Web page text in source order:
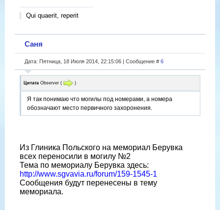
Qui quaerit, reperit
Саня
Дата: Пятница, 18 Июля 2014, 22:15:06 | Сообщение # 6
Цитата Observer ( )
Я так понимаю что могилы под номерами, а номера
обозначают место первичного захоронения.
Из Глиника Польского на мемориал Берувка
всех переносили в могилу №2
Тема по мемориалу Берувка здесь:
http://www.sgvavia.ru/forum/159-1545-1
Сообщения будут перенесены в тему
мемориала.